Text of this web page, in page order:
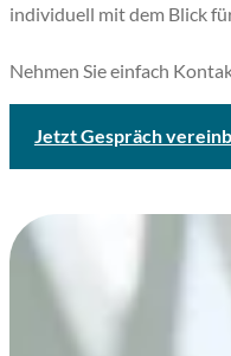
individuell mit dem Blick
Nehmen Sie einfach
Jetzt Gespräch